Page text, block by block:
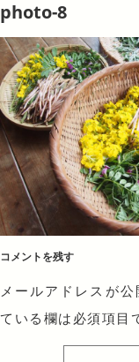
photo-8
コメントを残す
メールアドレスが公
ている欄は必須項目